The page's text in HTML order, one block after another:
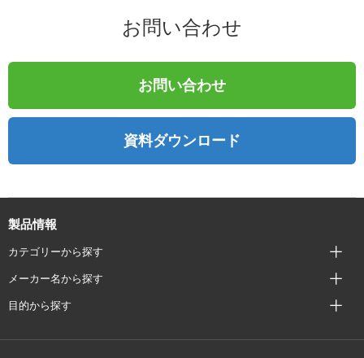
お問い合わせ
お問い合わせ
資料ダウンロード
製品情報
カテゴリーから探す
メーカー名から探す
目的から探す